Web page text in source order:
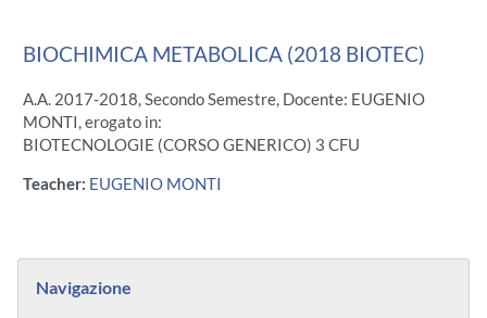
BIOCHIMICA METABOLICA (2018 BIOTEC)
A.A. 2017-2018, Secondo Semestre, Docente: EUGENIO
MONTI, erogato in:
BIOTECNOLOGIE (CORSO GENERICO) 3 CFU
Teacher: EUGENIO MONTI
Blocchi
Navigazione